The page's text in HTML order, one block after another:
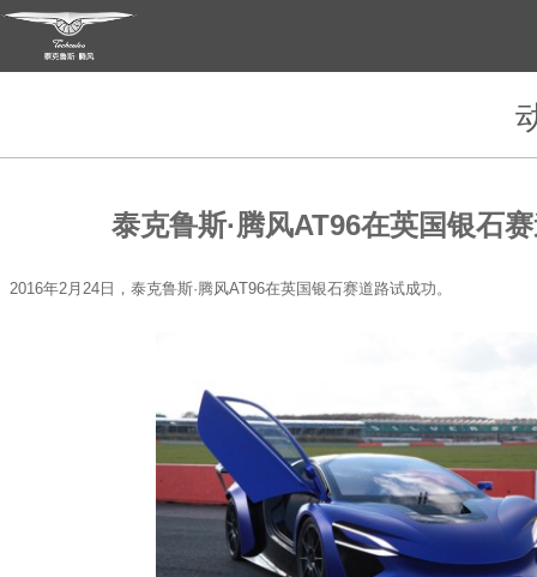
泰克鲁斯·腾风AT96在英国银石
2016年2月24日，泰克鲁斯·腾风AT96在英国银石赛道路试成功。